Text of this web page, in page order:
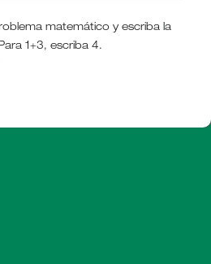
matemático y escriba la
1+3, escriba 4.